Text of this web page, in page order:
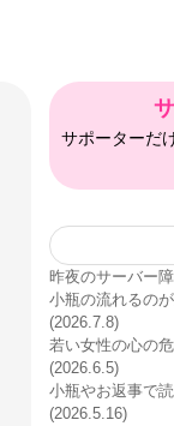
サポーターだ
昨夜のサーバー
小瓶の流れるの
(2026.7.8)
若い女性の心の
(2026.6.5)
小瓶やお返事で
(2026.5.16)